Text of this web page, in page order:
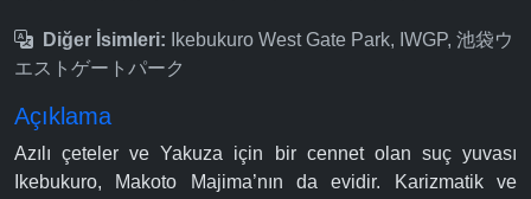
Diğer İsimleri: Ikebukuro West Gate Park, IWGP, 池袋ウ
エストゲートパーク
Açıklama
Azılı çeteler ve Yakuza için bir cennet olan suç yuvası
Ikebukuro, Makoto Majima’nın da evidir. Karizmatik ve